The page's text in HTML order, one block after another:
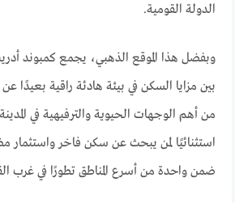
الدولة القومية.
وبفضل هذا الموقع الذهبي، يجمع كمبوند
بين مزايا السكن في بيئة هادئة راقية بعيدًا
من أهم الوجهات الحيوية والترفيهية في
استثنائيًا لمن يبحث عن سكن فاخر واستثمار
ضمن واحدة من أسرع المناطق تطورًا في غرب